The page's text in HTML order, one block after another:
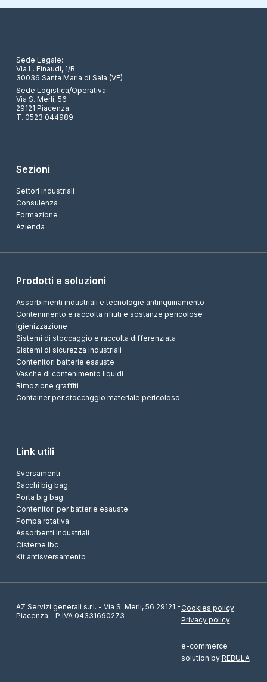
Sede Legale:
Via L. Einaudi, 1/B
30036 Santa Maria di Sala (VE)
Sede Logistica/Operativa:
Via S. Merli, 56
29121 Piacenza
T. 0523 044989
Sezioni
Settori industriali
Consulenza
Formazione
Azienda
Prodotti e soluzioni
Assorbimenti industriali e tecnologie antinquinamento
Contenimento e raccolta rifiuti e sostanze pericolose
Igienizzazione
Sistemi di stoccaggio e raccolta differenziata
Sistemi di sicurezza industriali
Contenitori batterie esauste
Vasche di contenimento liquidi
Rimozione graffiti
Container per stoccaggio materiale pericoloso
Link utili
Sversamenti
Sacchi big bag
Porta big bag
Contenitori per batterie esauste
Pompa rotativa
Assorbenti Industriali
Cisterne Ibc
Kit antisversamento
AZ Servizi generali s.r.l. - Via S. Merli, 56 29121 -
Piacenza - P.IVA 04331690273
Cookies policy
Privacy policy
e-commerce
solution by REBULA